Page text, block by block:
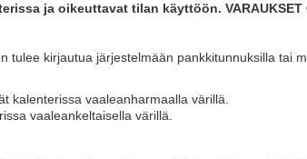
ja oikeuttavat tilan käyttöön. VARAUKSET
tulee kirjautua järjestelmään pankkitunnuksilla tai
kalenterissa vaaleanharmaalla värillä.
vaaleankeltaisella värillä.